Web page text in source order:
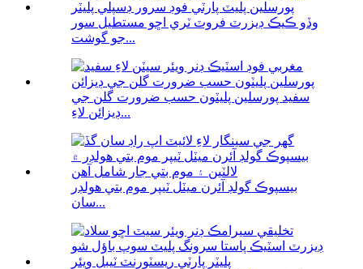
وڏو ڪيڪ ڊيزرٽ فروٽ ٽري اڇو مستطيل سور
جو گوشت...
سفيد پورسلين پليٽون حسب ضرورت گلن جي
ڊيزائن لاءِ...
بيسپوڪ گولڊ آئرن ميٽل ٽيپر موم بتي هولڊر
سان...